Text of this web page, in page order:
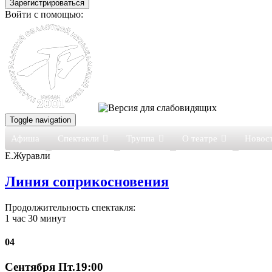
Войти с помощью:
Toggle navigation
Афиша Спектакли Труппа О театре
Е.Журавли
Линия соприкосновения
Продолжительность спектакля:
1 час 30 минут
04
Сентября Пт.19:00